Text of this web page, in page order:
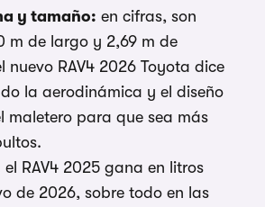
y tamaño: en cifras, son
m de largo y 2,69 m de
nuevo RAV4 2026 Toyota dice
la aerodinámica y el diseño
maletero para que sea más
el RAV4 2025 gana en litros
de 2026, sobre todo en las